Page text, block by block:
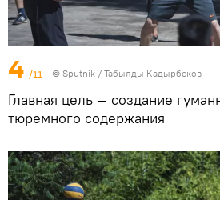
4 /11 © Sputnik / Табылды Кадырбеков
Главная цель — создание
тюремного содержания